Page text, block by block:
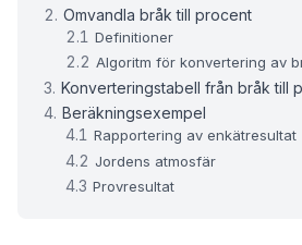
Omvandla bråk till procent
Definitioner
Algoritm för konvertering av
Konverteringstabell från bråk till
Beräkningsexempel
Rapportering av enkätresultat
Jordens atmosfär
Provresultat